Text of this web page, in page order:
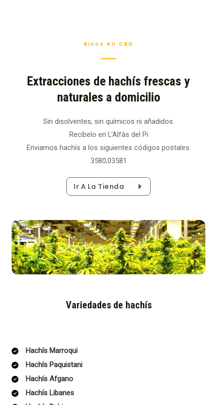
Ricos en CBD
Extracciones de hachís frescas y
naturales a domicilio
Sin disolventes, sin químicos ni añadidos.
Recíbelo en L’Alfàs del Pi
Enviamos hachís a los siguientes códigos postales:
3580,03581
Ir A La Tienda
Variedades de hachís
Hachís Marroqui
Hachís Paquistani
Hachís Afgano
Hachís Libanes